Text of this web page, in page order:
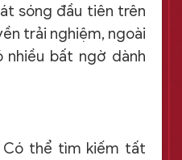
sóng đầu tiên trên
trải nghiệm, ngoài
bất ngờ dành
Có thể tìm kiếm tất